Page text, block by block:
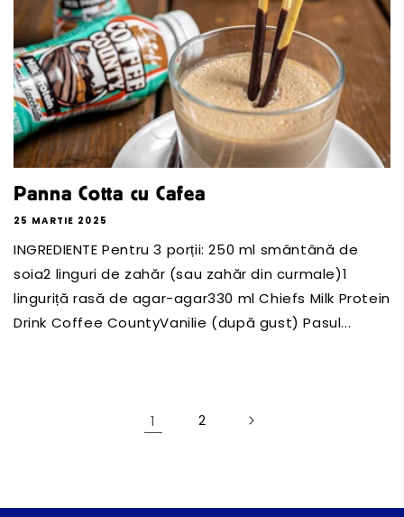
Panna Cotta cu Cafea
25 MARTIE 2025
INGREDIENTE Pentru 3 porții: 250 ml smântână de
soia2 linguri de zahăr (sau zahăr din curmale)1
linguriță rasă de agar-agar330 ml Chiefs Milk Protein
Drink Coffee CountyVanilie (după gust) Pasul...
1 2